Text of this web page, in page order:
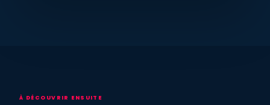
À DÉCOUVRIR ENSUITE